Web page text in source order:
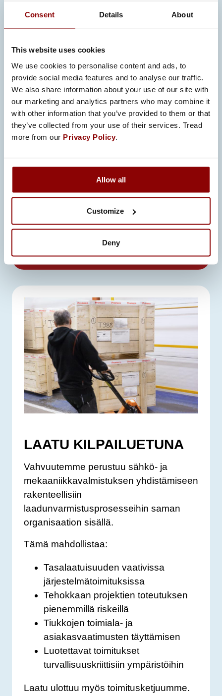
Consent Details About
This website uses cookies
We use cookies to personalise content and ads, to
provide social media features and to analyse our traffic.
We also share information about your use of our site with
our marketing and analytics partners who may combine it
with other information that you’ve provided to them or that
they’ve collected from your use of their services. Tread
more from our Privacy Policy.
Allow all
Customize
Deny
prosessien kehittäminen
järjestelmällisesti korjaavien
toimenpiteiden avulla varmistaen, että
niiden juurisyyt tunnistetaan,
analysoidaan ja ratkaistaan tehokkaasti.
komponenttien täydellinen
jäljitettävyys sekä kattava
dokumentointi ja raportointi
varmistetaan koko projektin
elinkaaren ajan.
LAATU KILPAILUETUNA
Vahvuutemme perustuu sähkö- ja
mekaaniikkavalmistuksen yhdistämiseen
rakenteellisiin
laadunvarmistusprosesseihin saman
organisaation sisällä.
Tämä mahdollistaa:
Tasalaatuisuuden vaativissa
järjestelmätoimituksissa
Tehokkaan projektien toteutuksen
pienemmillä riskeillä
Tiukkojen toimiala- ja
asiakasvaatimusten täyttämisen
Luotettavat toimitukset
turvallisuuskriittisiin ympäristöihin
Laatu ulottuu myös toimitusketjuumme.